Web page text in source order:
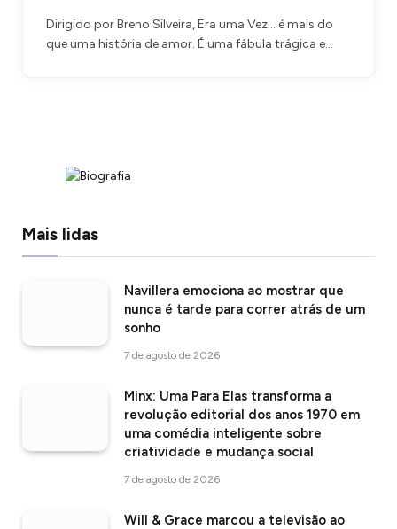
Dirigido por Breno Silveira, Era uma Vez… é mais do
que uma história de amor. É uma fábula trágica e…
Mais lidas
Navillera emociona ao mostrar que
nunca é tarde para correr atrás de um
sonho
7 de agosto de 2026
Minx: Uma Para Elas transforma a
revolução editorial dos anos 1970 em
uma comédia inteligente sobre
criatividade e mudança social
7 de agosto de 2026
Will & Grace marcou a televisão ao